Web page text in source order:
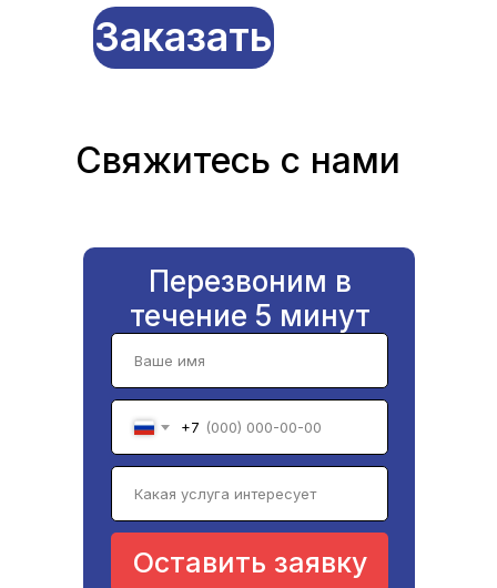
Заказать
Свяжитесь с нами
+7
Оставить заявку
Перезвоним в
течение 5 минут